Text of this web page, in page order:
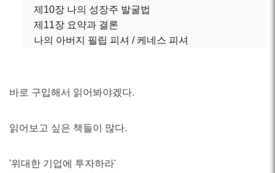
제10장 나의 성장주 발굴법
제11장 요약과 결론
나의 아버지 필립 피셔 / 케네스 피셔
바로 구입해서 읽어봐야겠다.
읽어보고 싶은 책들이 많다.
'위대한 기업에 투자하라'